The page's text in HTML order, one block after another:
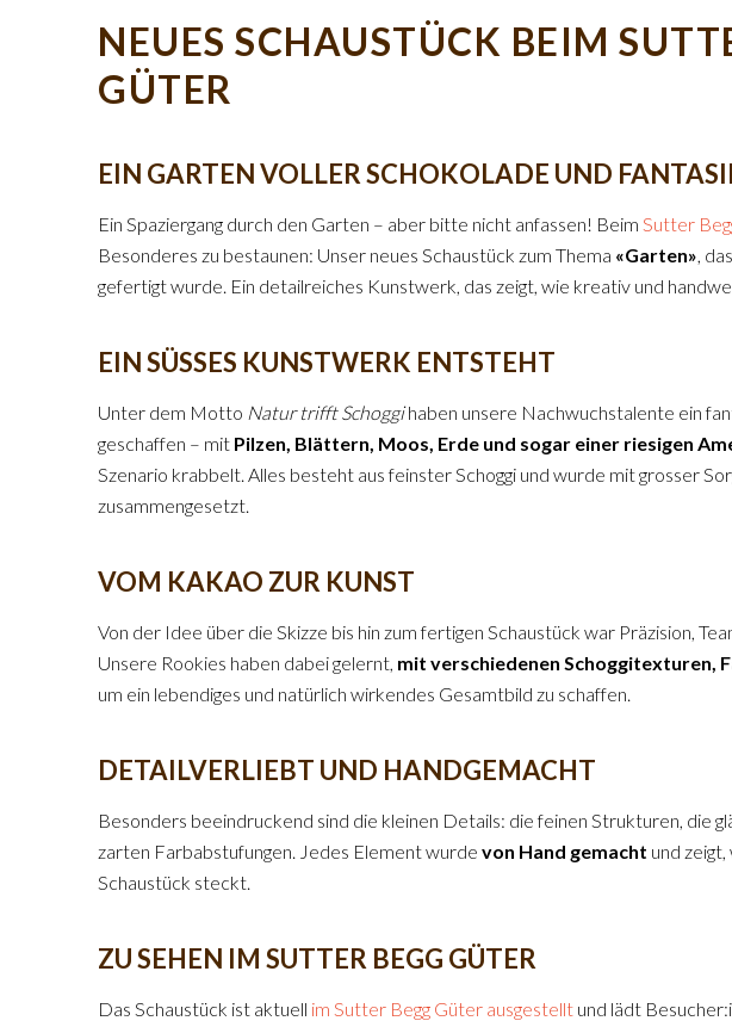
NEUES SCHAUSTÜCK BEIM
GÜTER
EIN GARTEN VOLLER SCHOKOLADE UND
Ein Spaziergang durch den Garten – aber bitte nicht anfassen! Beim Sutter
Besonderes zu bestaunen: Unser neues Schaustück zum Thema «Garten»,
gefertigt wurde. Ein detailreiches Kunstwerk, das zeigt, wie kreativ und
EIN SÜSSES KUNSTWERK ENTSTEHT
Unter dem Motto Natur trifft Schoggihaben unsere Nachwuchstalente ein
geschaffen – mit Pilzen, Blättern, Moos, Erde und sogar einer riesigen
Szenario krabbelt. Alles besteht aus feinster Schoggi und wurde mit grosser
zusammengesetzt.
VOM KAKAO ZUR KUNST
Von der Idee über die Skizze bis hin zum fertigen Schaustück war Präzision,
Unsere Rookies haben dabei gelernt, mit verschiedenen Schoggitexturen,
um ein lebendiges und natürlich wirkendes Gesamtbild zu schaffen.
DETAILVERLIEBT UND HANDGEMACHT
Besonders beeindruckend sind die kleinen Details: die feinen Strukturen, die
zarten Farbabstufungen. Jedes Element wurde von Hand gemacht und
Schaustück steckt.
ZU SEHEN IM SUTTER BEGG GÜTER
Das Schaustück ist aktuell im Sutter Begg Güter ausgestellt und lädt